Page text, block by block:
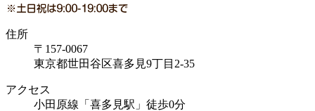
住所
〒157-0067
東京都世田谷区喜多見9丁目2-35
アクセス
小田原線「喜多見駅」徒歩0分